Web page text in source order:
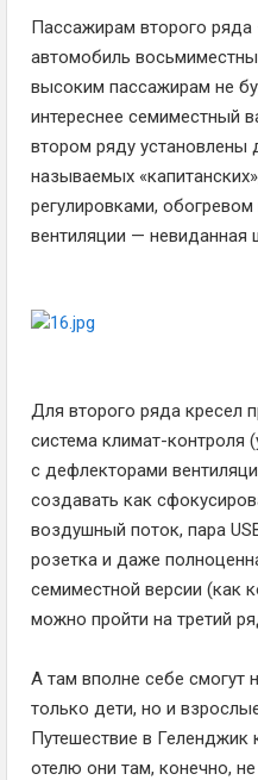
Пассажирам второго
автомобиль
высоким пассажирам не
интереснее семиместный
втором ряду установлены
называемых
регулировками,
вентиляции — невиданная
Для второго ряда кресел
система климат-
с дефлекторами
создавать как
воздушный поток, пара
розетка и даже
семиместной версии (как
можно пройти на третий
А там вполне себе смогут
только дети, но и
Путешествие в Геленджик
отелю они там, конечно,